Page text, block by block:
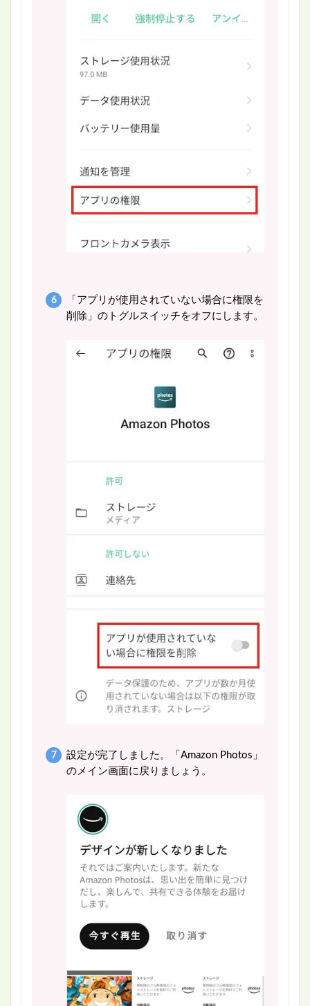
「アプリが使用されていない場合に権限を
削除」のトグルスイッチをオフにします。
設定が完了しました。「Amazon Photos」
のメイン画面に戻りましょう。